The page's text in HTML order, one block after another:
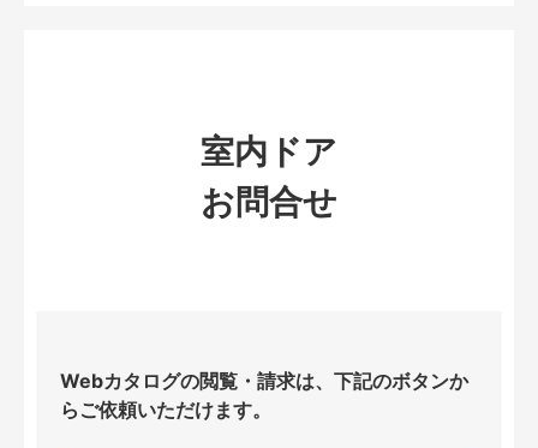
室内ドア
お問合せ
Webカタログの閲覧・請求は、下記のボタンか
らご依頼いただけます。